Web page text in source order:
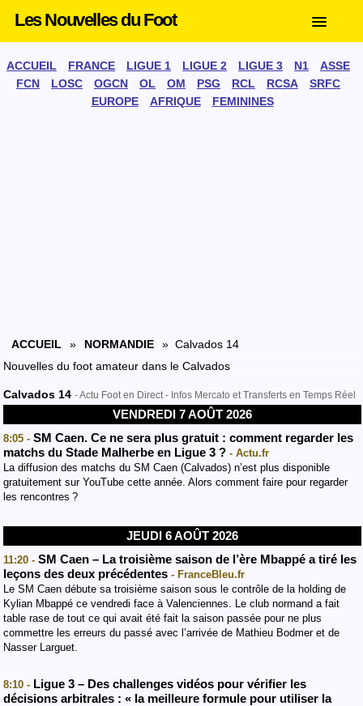
Les Nouvelles du Foot
ACCUEIL FRANCE LIGUE 1 LIGUE 2 LIGUE 3 N1
ASSE
FCN
LOSC OGCN OL OM PSG RCL RCSA
SRFC
EUROPE
AFRIQUE FEMININES
ACCUEIL » NORMANDIE
» Calvados 14
Nouvelles du foot amateur dans le Calvados
Calvados 14 - Actu Foot en Direct - Infos Mercato et Transferts en Temps Réel
VENDREDI 7 AOÛT 2026
8:05 - SM Caen. Ce ne sera plus gratuit : comment regarder les
matchs du Stade Malherbe en Ligue 3 ? - Actu.fr
La diffusion des matchs du SM Caen (Calvados) n’est plus disponible
gratuitement sur YouTube cette année. Alors comment faire pour regarder
les rencontres ?
JEUDI 6 AOÛT 2026
11:20 - SM Caen – La troisième saison de l’ère Mbappé a tiré les
leçons des deux précédentes - FranceBleu.fr
Le SM Caen débute sa troisième saison sous le contrôle de la holding de
Kylian Mbappé ce vendredi face à Valenciennes. Le club normand a fait
table rase de tout ce qui avait été fait la saison passée pour ne plus
commettre les erreurs du passé avec l’arrivée de Mathieu Bodmer et de
Nasser Larguet.
8:10 - Ligue 3 – Des challenges vidéos pour vérifier les
décisions arbitrales : « la meilleure formule pour utiliser la